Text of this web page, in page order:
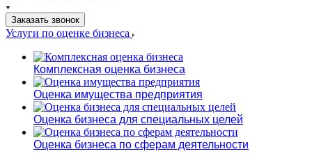
Заказать звонок
Услуги по оценке бизнеса
Комплексная оценка бизнеса
Оценка имущества предприятия
Оценка бизнеса для специальных целей
Оценка бизнеса по сферам деятельности